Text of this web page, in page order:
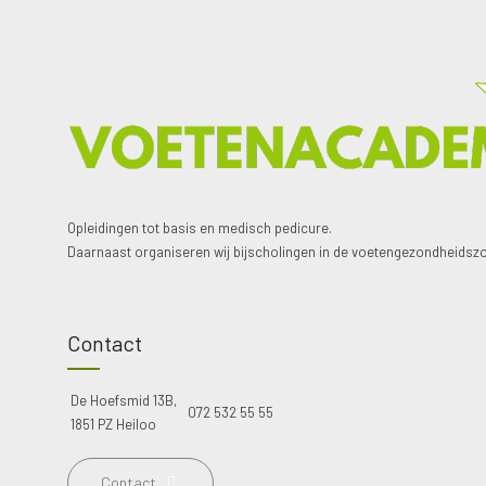
Opleidingen tot basis en medisch pedicure.
Daarnaast organiseren wij bijscholingen in de
Contact
De Hoefsmid 13B,
1851 PZ Heiloo
072 532 55 55
Contact